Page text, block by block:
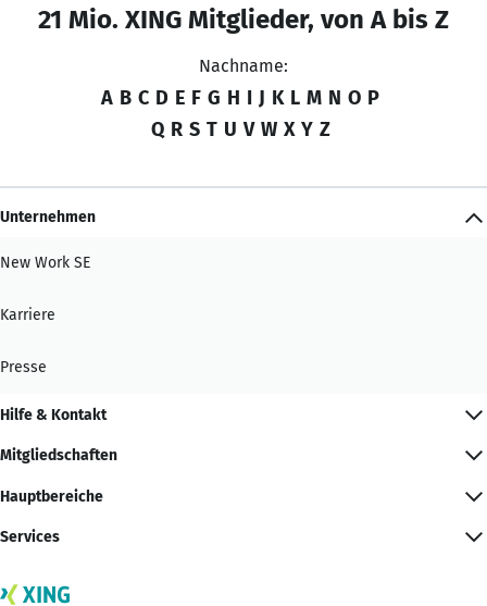
21 Mio. XING Mitglieder, von A bis Z
Nachname:
A B C D E F G H I J K L M N O P
Q R S T U V W X Y Z
Unternehmen
New Work SE
Karriere
Presse
Hilfe & Kontakt
Mitgliedschaften
Hauptbereiche
Services